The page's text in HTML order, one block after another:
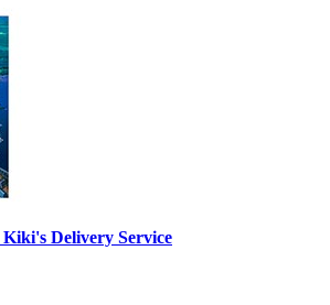
Kiki's Delivery Service